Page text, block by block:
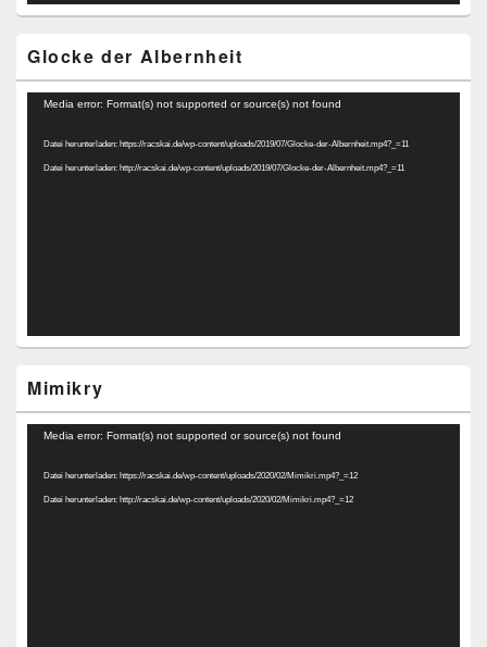
Glocke der Albernheit
Video-
Media error: Format(s) not supported or source(s) not found
Datei herunterladen: https://racskai.de/wp-content/uploads/2019/07/Glocke-der-Albernheit.mp4?_=11
Datei herunterladen: http://racskai.de/wp-content/uploads/2019/07/Glocke-der-Albernheit.mp4?_=11
Mimikry
Video-
Media error: Format(s) not supported or source(s) not found
Datei herunterladen: https://racskai.de/wp-content/uploads/2020/02/Mimikri.mp4?_=12
Datei herunterladen: http://racskai.de/wp-content/uploads/2020/02/Mimikri.mp4?_=12